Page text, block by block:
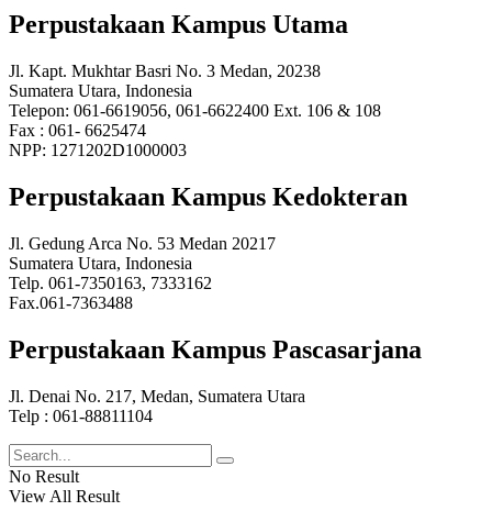
Perpustakaan Kampus Utama
Jl. Kapt. Mukhtar Basri No. 3 Medan, 20238
Sumatera Utara, Indonesia
Telepon: 061-6619056, 061-6622400 Ext. 106 & 108
Fax : 061- 6625474
NPP: 1271202D1000003
Perpustakaan Kampus Kedokteran
Jl. Gedung Arca No. 53 Medan 20217
Sumatera Utara, Indonesia
Telp. 061-7350163, 7333162
Fax.061-7363488
Perpustakaan Kampus Pascasarjana
Jl. Denai No. 217, Medan, Sumatera Utara
Telp : 061-88811104
No Result
View All Result